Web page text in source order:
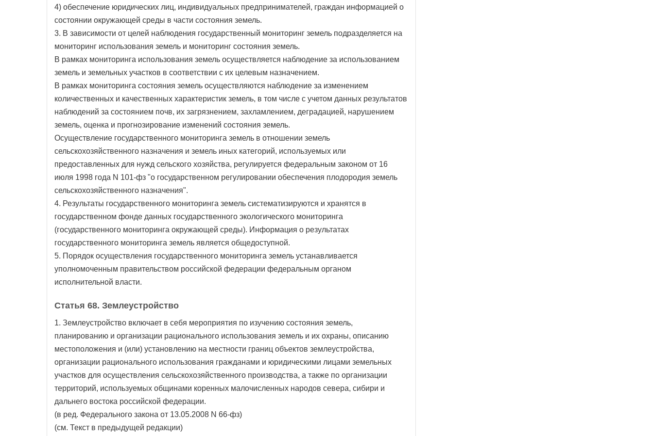
4) обеспечение юридических лиц, индивидуальных предпринимателей, граждан информацией о
состоянии окружающей среды в части состояния земель.
3. В зависимости от целей наблюдения государственный мониторинг земель подразделяется на
мониторинг использования земель и мониторинг состояния земель.
В рамках мониторинга использования земель осуществляется наблюдение за использованием
земель и земельных участков в соответствии с их целевым назначением.
В рамках мониторинга состояния земель осуществляются наблюдение за изменением
количественных и качественных характеристик земель, в том числе с учетом данных результатов
наблюдений за состоянием почв, их загрязнением, захламлением, деградацией, нарушением
земель, оценка и прогнозирование изменений состояния земель.
Осуществление государственного мониторинга земель в отношении земель
сельскохозяйственного назначения и земель иных категорий, используемых или
предоставленных для нужд сельского хозяйства, регулируется федеральным законом от 16
июля 1998 года N 101-фз "о государственном регулировании обеспечения плодородия земель
сельскохозяйственного назначения".
4. Результаты государственного мониторинга земель систематизируются и хранятся в
государственном фонде данных государственного экологического мониторинга
(государственного мониторинга окружающей среды). Информация о результатах
государственного мониторинга земель является общедоступной.
5. Порядок осуществления государственного мониторинга земель устанавливается
уполномоченным правительством российской федерации федеральным органом
исполнительной власти.
Статья 68. Землеустройство
1. Землеустройство включает в себя мероприятия по изучению состояния земель,
планированию и организации рационального использования земель и их охраны, описанию
местоположения и (или) установлению на местности границ объектов землеустройства,
организации рационального использования гражданами и юридическими лицами земельных
участков для осуществления сельскохозяйственного производства, а также по организации
территорий, используемых общинами коренных малочисленных народов севера, сибири и
дальнего востока российской федерации.
(в ред. Федерального закона от 13.05.2008 N 66-фз)
(см. Текст в предыдущей редакции)